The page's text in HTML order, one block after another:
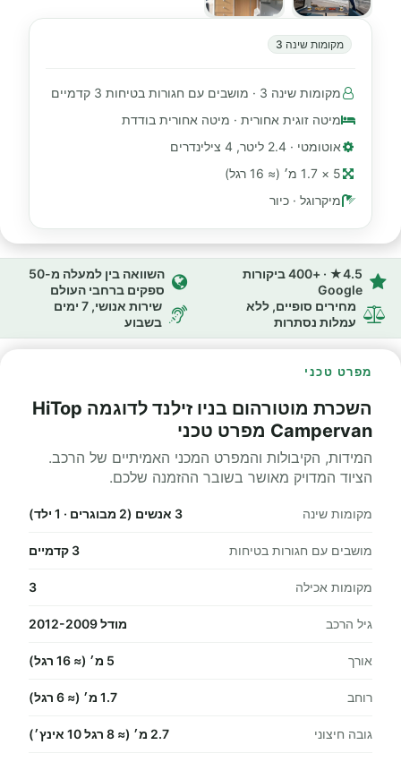
מקומות שינה 3
מקומות שינה 3 · מושבים עם חגורות בטיחות 3 קדמיים
מיטה זוגית אחורית · מיטה אחורית בודדת
אוטומטי · 2.4 ליטר, 4 צילינדרים
5 × 1.7 מ׳ (≈ 16 רגל)
מיקרוגל · כיור
4.5★ · +400 ביקורות
Google
השוואה בין למעלה מ-50
ספקים ברחבי העולם
מחירים סופיים, ללא
עמלות נסתרות
שירות אנושי, 7 ימים
בשבוע
מפרט טכני
השכרת מוטורהום בניו זילנד לדוגמה HiTop
Campervan מפרט טכני
המידות, הקיבולות והמפרט המכני האמיתיים של הרכב.
הציוד המדויק מאושר בשובר ההזמנה שלכם.
מקומות שינה 3 אנשים (2 מבוגרים · 1 ילד)
מושבים עם חגורות בטיחות 3 קדמיים
מקומות אכילה 3
גיל הרכב מודל 2012-2009
אורך 5 מ׳ (≈ 16 רגל)
רוחב 1.7 מ׳ (≈ 6 רגל)
גובה חיצוני 2.7 מ׳ (≈ 8 רגל 10 אינץ׳)